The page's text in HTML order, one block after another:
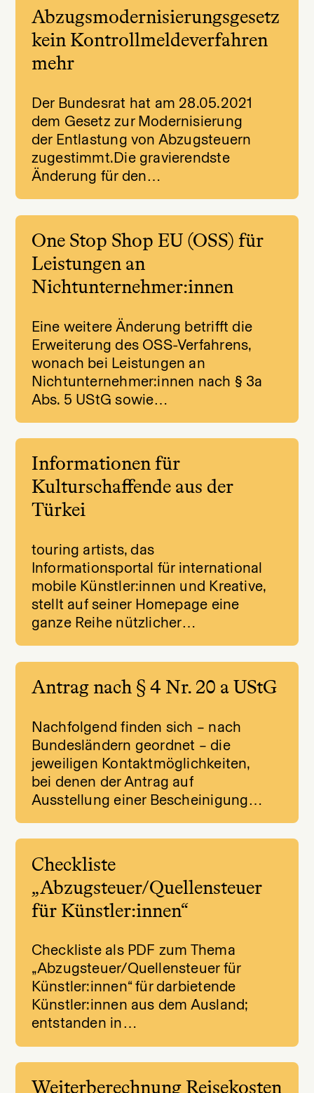
Abzugsmodernisierungsgesetz
kein Kontrollmeldeverfahren
mehr
Der Bundesrat hat am 28.05.2021
dem Gesetz zur Modernisierung
der Entlastung von Abzugsteuern
zugestimmt.Die gravierendste
Änderung für den…
One Stop Shop EU (OSS) für
Leistungen an
Nichtunternehmer:innen
Eine weitere Änderung betrifft die
Erweiterung des OSS-Verfahrens,
wonach bei Leistungen an
Nichtunternehmer:innen nach § 3a
Abs. 5 UStG sowie…
Informationen für
Kulturschaffende aus der
Türkei
touring artists, das
Informationsportal für international
mobile Künstler:innen und Kreative,
stellt auf seiner Homepage eine
ganze Reihe nützlicher…
Antrag nach § 4 Nr. 20 a UStG
Nachfolgend finden sich – nach
Bundesländern geordnet – die
jeweiligen Kontaktmöglichkeiten,
bei denen der Antrag auf
Ausstellung einer Bescheinigung…
Checkliste
„Abzugsteuer/Quellensteuer
für Künstler:innen“
Checkliste als PDF zum Thema
„Abzugsteuer/Quellensteuer für
Künstler:innen“ für darbietende
Künstler:innen aus dem Ausland;
entstanden in…
Weiterberechnung Reisekosten